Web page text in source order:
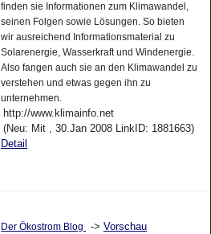
finden sie Informationen zum Klimawandel,
seinen Folgen sowie Lösungen. So bieten
wir ausreichend Informationsmaterial zu
Solarenergie, Wasserkraft und Windenergie.
Also fangen auch sie an den Klimawandel zu
verstehen und etwas gegen ihn zu
unternehmen.
http://www.klimainfo.net
(Neu: Mit , 30.Jan 2008 LinkID: 1881663)
Detail
Der Ökostrom Blog -> Vorschau